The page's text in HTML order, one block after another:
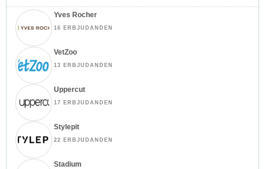
Yves Rocher
16 ERBJUDANDEN
VetZoo
13 ERBJUDANDEN
Uppercut
17 ERBJUDANDEN
Stylepit
22 ERBJUDANDEN
Stadium